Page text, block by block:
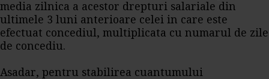
media zilnica a acestor drepturi salariale din
ultimele 3 luni anterioare celei in care este
efectuat concediul, multiplicata cu numarul de zile
de concediu.
Asadar, pentru stabilirea cuantumului